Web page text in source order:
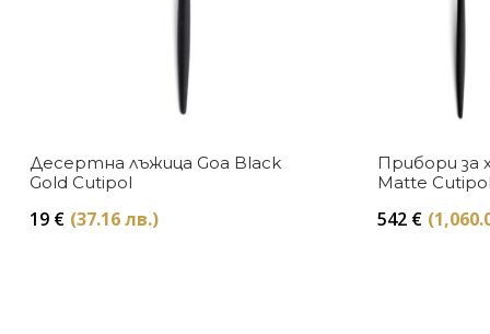
Десертна лъжица Goa Black
Gold Cutipol
19 € (37.16 лв.)
Прибори за
Matte
542 €